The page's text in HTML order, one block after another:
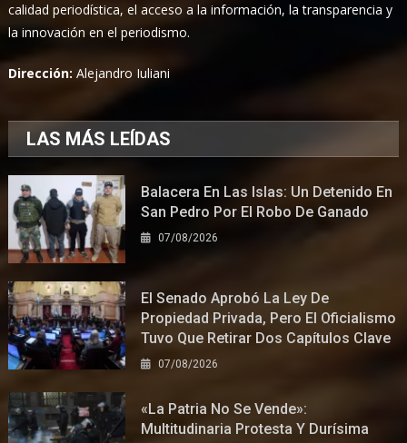
calidad periodística, el acceso a la información, la transparencia y
la innovación en el periodismo.
Dirección:Alejandro Iuliani
LAS MÁS LEÍDAS
Balacera En Las Islas: Un Detenido En
San Pedro Por El Robo De Ganado
07/08/2026
El Senado Aprobó La Ley De
Propiedad Privada, Pero El Oficialismo
Tuvo Que Retirar Dos Capítulos Clave
07/08/2026
«La Patria No Se Vende»:
Multitudinaria Protesta Y Durísima